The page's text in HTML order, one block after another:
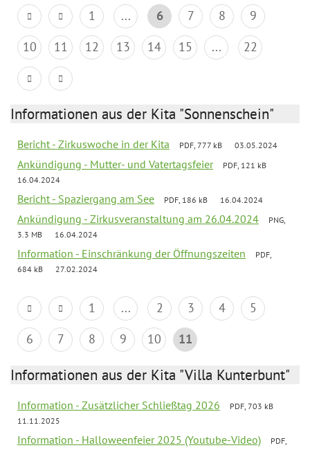
1 ... 6 7 8
9
10
11 12 13 14 15 ... 22
Informationen aus der Kita "Sonnenschein"
Bericht - Zirkuswoche in der Kita PDF, 777 kB 03.05.2024
Ankündigung - Mutter- und Vatertagsfeier
PDF, 121 kB
16.04.2024
Bericht - Spaziergang am See PDF, 186 kB 16.04.2024
Ankündigung - Zirkusveranstaltung am 26.04.2024
PNG,
3.3 MB
16.04.2024
Information - Einschränkung der Öffnungszeiten
PDF,
684 kB
27.02.2024
1 ... 2 3 4
5
6
7 8 9 10 11
Informationen aus der Kita "Villa Kunterbunt"
Information - Zusätzlicher Schließtag 2026
PDF, 703 kB
11.11.2025
Information - Halloweenfeier 2025 (Youtube-Video) PDF,